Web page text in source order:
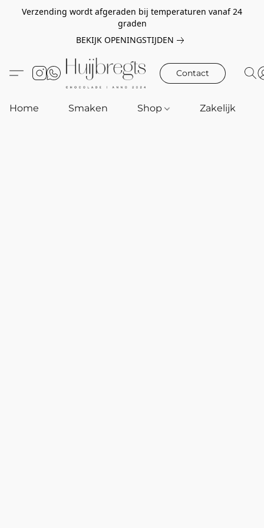
Verzending wordt afgeraden bij temperaturen vanaf 24
graden
BEKIJK OPENINGSTIJDEN
Contact
Home Smaken Shop Zakelijk